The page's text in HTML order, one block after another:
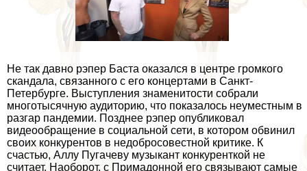
Не так давно рэпер Баста оказался в центре громкого
скандала, связанного с его концертами в Санкт-
Петербурге. Выступления знаменитости собрали
многотысячную аудиторию, что показалось неуместным в
разгар пандемии. Позднее рэпер опубликовал
видеообращение в социальной сети, в котором обвинил
своих конкурентов в недобросовестной критике. К
счастью, Аллу Пугачеву музыкант конкуренткой не
считает. Наоборот, с Примадонной его связывают самые